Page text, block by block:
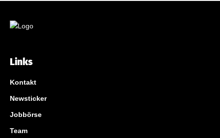
Links
Kontakt
Newsticker
Jobbörse
Team